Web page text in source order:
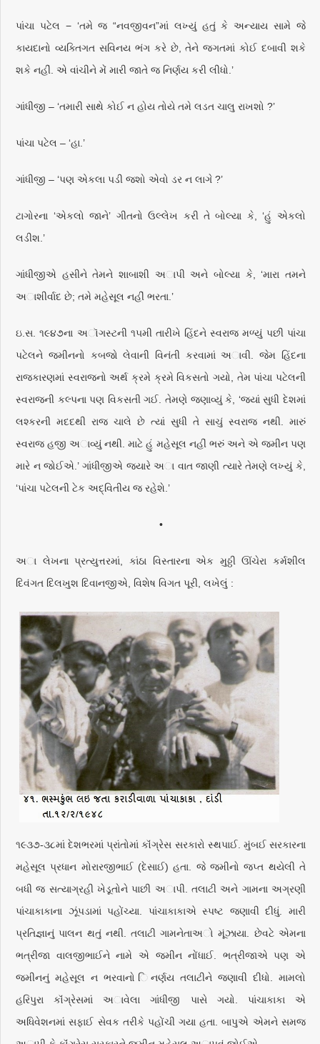
પાંચા પટેલ − ‘તમે જ “નવજીવન”માં લખ્યું હતું કે અન્યાય સામે જે
કાયદાનો વ્યક્તિગત સવિનય ભંગ કરે છે, તેને જગતમાં કોઈ દબાવી શકે
શકે નહીં. એ વાંચીને મેં મારી જાતે જ નિર્ણય કરી લીધો.’
ગાંધીજી – ‘તમારી સાથે કોઈ ન હોય તોયે તમે લડત ચાલુ રાખશો ?’
પાંચા પટેલ – ‘હા.’
ગાંધીજી – ‘પણ એકલા પડી જશો એવો ડર ન લાગે ?’
ટાગોરના ‘એકલો જાને’ ગીતનો ઉલ્લેખ કરી તે બોલ્યા કે, ‘હું એકલો
લડીશ.’
ગાંધીજીએ હસીને તેમને શાબાશી અાપી અને બોલ્યા કે, ‘મારા તમને
અાશીર્વાદ છે; તમે મહેસૂલ નહીં ભરતા.’
ઇ.સ. ૧૯૪૭ના અૉગસ્ટની ૧૫મી તારીખે હિંદને સ્વરાજ મળ્યું પછી પાંચા
પટેલને જમીનનો કબજો લેવાની વિનંતી કરવામાં અાવી. જેમ હિંદના
રાજકારણમાં સ્વરાજનો અર્થ ક્રમે ક્રમે વિકસતો ગયો, તેમ પાંચા પટેલની
સ્વરાજની કલ્પના પણ વિકસતી ગઈ. તેમણે જણાવ્યું કે, ‘જ્યાં સુધી દેશમાં
લશ્કરની મદદથી રાજ ચાલે છે ત્યાં સુધી તે સાચું સ્વરાજ નથી. મારું
સ્વરાજ હજી અાવ્યું નથી. માટે હું મહેસૂલ નહીં ભરું અને એ જમીન પણ
મારે ન જોઈએ.’ ગાંધીજીએ જ્યારે અા વાત જાણી ત્યારે તેમણે લખ્યું કે,
‘પાંચા પટેલની ટેક અદ્વિતીય જ રહેશે.’
•
અા લેખના પ્રત્યુત્તરમાં, કાંઠા વિસ્તારના એક મુઠ્ઠી ઊંચેરા કર્મશીલ
દિવંગત દિલખુશ દિવાનજીએ, વિશેષ વિગત પૂરી, લખેલું :
૧૯૩૭-૩૮માં દેશભરમાં પ્રાંતોમાં કૉંગ્રેસ સરકારો સ્થપાઈ. મુંબઈ સરકારના
મહેસૂલ પ્રધાન મોરારજીભાઈ (દેસાઈ) હતા. જે જમીનો જપ્ત થયેલી તે
બધી જ સત્યાગ્રહી ખેડૂતોને પાછી અાપી. તલાટી અને ગામના અગ્રણી
પાંચાકાકાના ઝૂંપડામાં પહોંચ્યા. પાંચાકાકાએ સ્પષ્ટ જણાવી દીધું. મારી
પ્રતિજ્ઞાનું પાલન થતું નથી. તલાટી ગામનેતાઅો મૂંઝાયા. છેવટે એમના
ભત્રીજા વાલજીભાઈને નામે એ જમીન નોંધાઈ. ભત્રીજાએ પણ એ
જમીનનું મહેસૂલ ન ભરવાનો િનર્ણય તલાટીને જણાવી દીધો. મામલો
હરિપુરા કૉંગ્રેસમાં અાવેલા ગાંધીજી પાસે ગયો. પાંચાકાકા એ
અધિવેશનમાં સફાઈ સેવક તરીકે પહોંચી ગયા હતા. બાપુએ એમને સમજ